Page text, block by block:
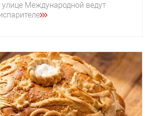
Международной ведут